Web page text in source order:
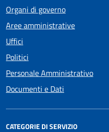
Organi di governo
Aree amministrative
Uffici
Politici
Personale Amministrativo
Documenti e Dati
CATEGORIE DI SERVIZIO